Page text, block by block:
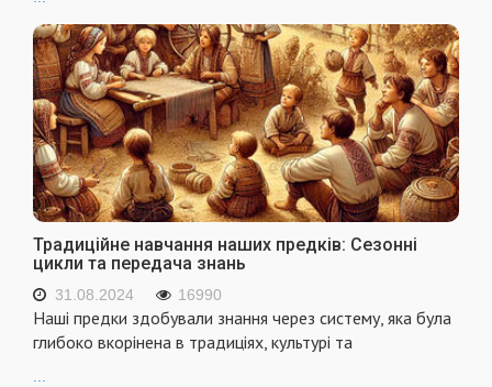
Традиційне навчання наших предків: Сезонні
цикли та передача знань
31.08.2024 16990
Наші предки здобували знання через систему, яка була
глибоко вкорінена в традиціях, культурі та
...